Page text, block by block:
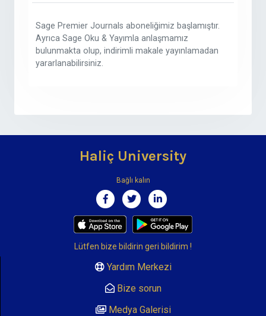
Sage Premier Journals aboneliğimiz başlamıştır.
Ayrıca Sage Oku & Yayımla anlaşmamız
bulunmakta olup, indirimli makale yayınlamadan
yararlanabilirsiniz.
Haliç University
Bağlı kalın
Lütfen bize bildirin geri bildirim !
Yardım Merkezi
Bize sorun
Medya Galerisi